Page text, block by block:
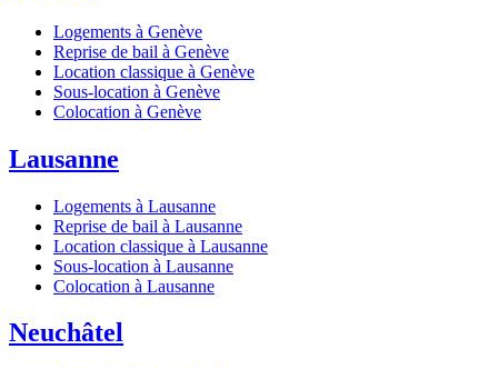
Logements à Genève
Reprise de bail à Genève
Location classique à Genève
Sous-location à Genève
Colocation à Genève
Lausanne
Logements à Lausanne
Reprise de bail à Lausanne
Location classique à Lausanne
Sous-location à Lausanne
Colocation à Lausanne
Neuchâtel